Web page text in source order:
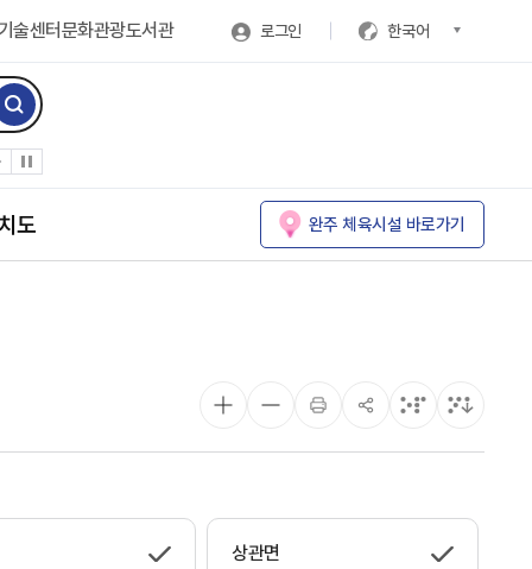
술센터문화관광도서관 로그인 한국어
도 완주 체육시설 바로가기
상관면